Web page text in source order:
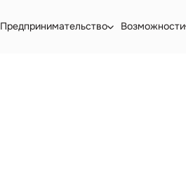
Предпринимательство Возможности